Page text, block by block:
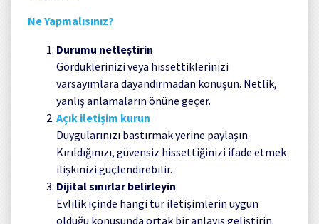
Ne Yapmalısınız?
Durumu netleştirin
Gördüklerinizi veya hissettiklerinizi
varsayımlara dayandırmadan konuşun. Netlik,
yanlış anlamaların önüne geçer.
Açık iletişim kurun
Duygularınızı bastırmak yerine paylaşın.
Kırıldığınızı, güvensiz hissettiğinizi ifade etmek
ilişkinizi güçlendirebilir.
Dijital sınırlar belirleyin
Evlilik içinde hangi tür iletişimlerin uygun
olduğu konusunda ortak bir anlayış geliştirin.